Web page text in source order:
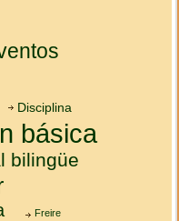
Disciplina
básica
bilingüe
Freire